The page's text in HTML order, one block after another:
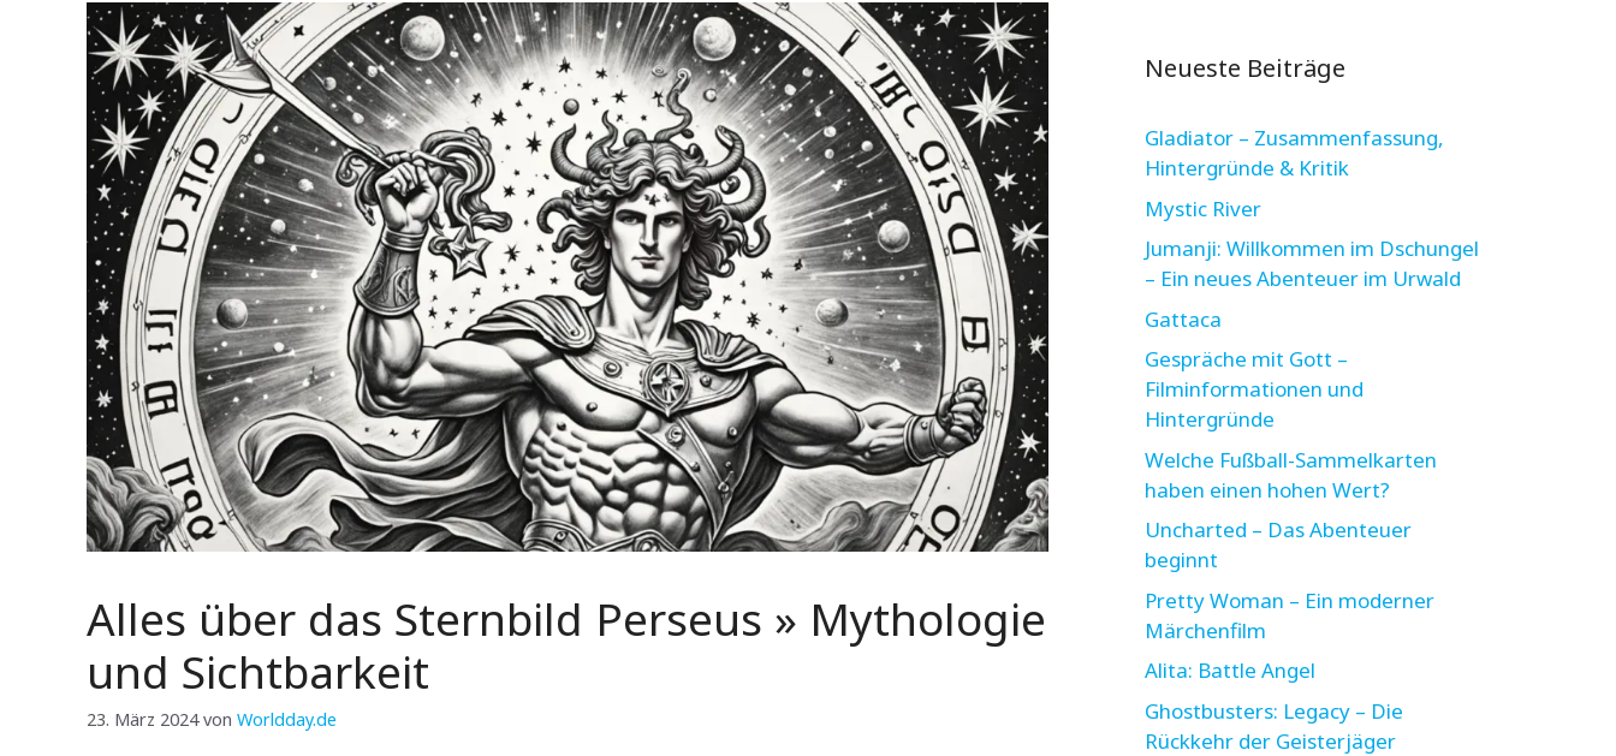
Alles über das Sternbild Perseus » Mythologie
und Sichtbarkeit
23. März 2024 von Worldday.de
Neueste Beiträge
Gladiator – Zusammenfassung,
Hintergründe & Kritik
Mystic River
Jumanji: Willkommen im Dschungel
– Ein neues Abenteuer im Urwald
Gattaca
Gespräche mit Gott –
Filminformationen und
Hintergründe
Welche Fußball-Sammelkarten
haben einen hohen Wert?
Uncharted – Das Abenteuer
beginnt
Pretty Woman – Ein moderner
Märchenfilm
Alita: Battle Angel
Ghostbusters: Legacy – Die
Rückkehr der Geisterjäger